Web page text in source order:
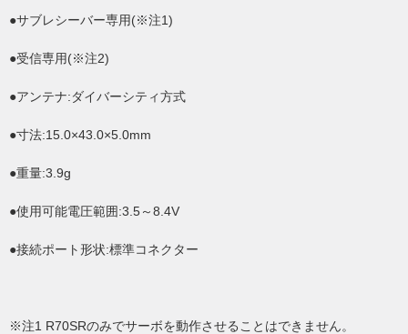
●サブレシーバー専用(※注1)
●受信専用(※注2)
●アンテナ:ダイバーシティ方式
●寸法:15.0×43.0×5.0mm
●重量:3.9g
●使用可能電圧範囲:3.5～8.4V
●接続ポート形状:標準コネクター
※注1 R70SRのみでサーボを動作させることはできません。